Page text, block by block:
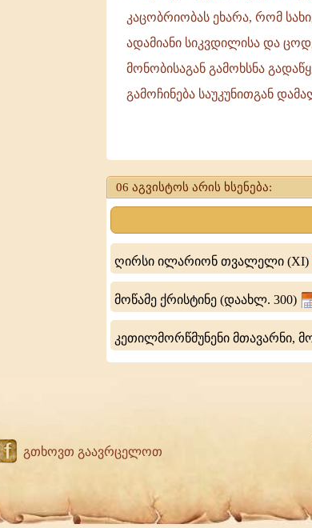
კაცობრიობას ეხარა, რომ
ადამიანი სიკვდილისა და
მონობისაგან გამოხსნა
გამოჩინება საუკუნითგან
ღვთისმშობლისა
მარადის
ქალწულისა
მარიამისა
06 აგვისტოს არის ხსენება:
ღირსი ილარიონ თვალელი (XI)
მოწამე ქრისტინე (დაახლ. 300)
კეთილმორწმუნენი მთავარნი,
გთხოვთ გაავრცელოთ